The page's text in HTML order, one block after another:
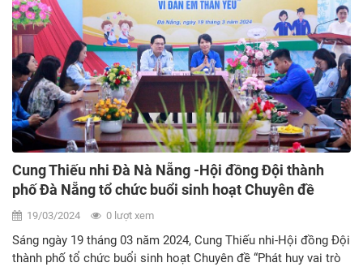
tình bạn đẹp lứa tuổi học đường; các bài múa hát dân vũ tập
thể, các trò chơi đố vui thú vị. Đồng thời trong dịp này, Trung
tâm Bồi dưỡng Kỹ năng sống Cung Thiếu nhi đã trao tặng 01
suất học bổng kỹ năng toàn phần trị giá 50 triệu đồng cho Liên
Đội trường Tiểu học Tô Vĩnh Diện.
Cung Thiếu nhi Đà Nà Nẵng -Hội đồng Đội thành
phố Đà Nẵng tổ chức buổi sinh hoạt Chuyên đề
“Phát huy vai trò của Đoàn trong cuộc vận động vì
19/03/2024 0 lượt xem
Sáng ngày 19 tháng 03 năm 2024, Cung Thiếu nhi-Hội đồng Đội
thành phố tổ chức buổi sinh hoạt Chuyên đề “Phát huy vai trò